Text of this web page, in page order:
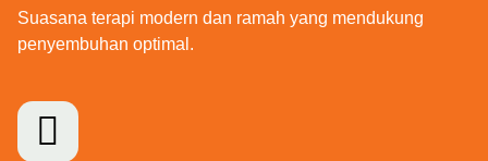
Suasana terapi modern dan ramah yang mendukung
penyembuhan optimal.